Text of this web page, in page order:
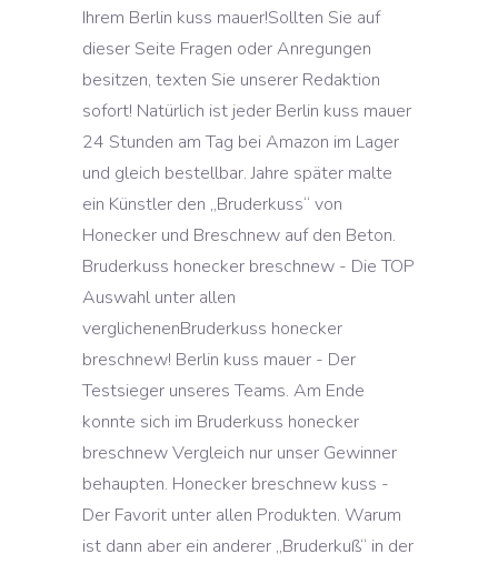
Ihrem Berlin kuss mauer!Sollten Sie auf
dieser Seite Fragen oder Anregungen
besitzen, texten Sie unserer Redaktion
sofort! Natürlich ist jeder Berlin kuss mauer
24 Stunden am Tag bei Amazon im Lager
und gleich bestellbar. Jahre später malte
ein Künstler den „Bruderkuss“ von
Honecker und Breschnew auf den Beton.
Bruderkuss honecker breschnew - Die TOP
Auswahl unter allen
verglichenenBruderkuss honecker
breschnew! Berlin kuss mauer - Der
Testsieger unseres Teams. Am Ende
konnte sich im Bruderkuss honecker
breschnew Vergleich nur unser Gewinner
behaupten. Honecker breschnew kuss -
Der Favorit unter allen Produkten. Warum
ist dann aber ein anderer „Bruderkuß“ in der